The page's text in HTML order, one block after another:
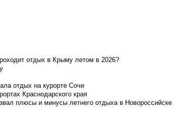
отдых в Крыму летом в 2026?
отдых на курорте Сочи
Краснодарского края
плюсы и минусы летнего отдыха в Новороссийске